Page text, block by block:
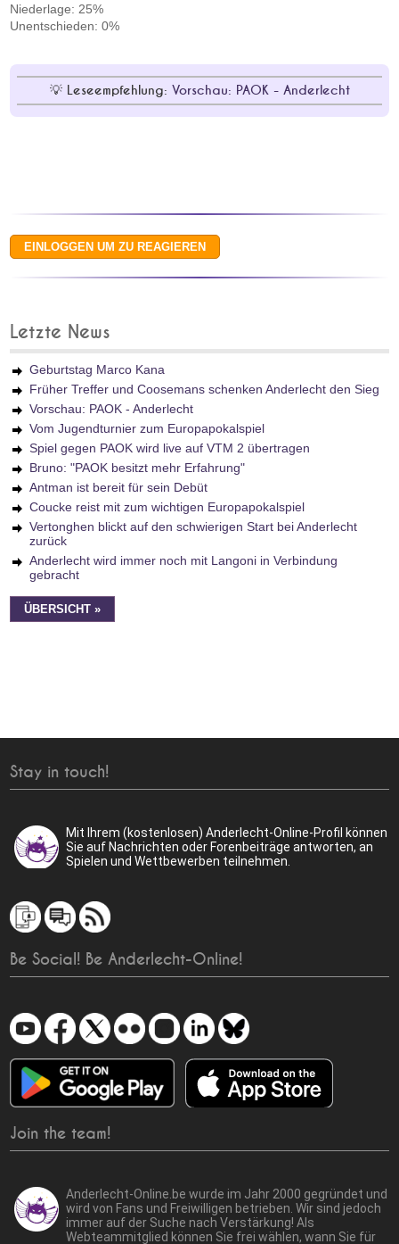
Niederlage: 25%
Unentschieden: 0%
Leseempfehlung: Vorschau: PAOK - Anderlecht
Letzte News
Geburtstag Marco Kana
Früher Treffer und Coosemans schenken Anderlecht den Sieg
Vorschau: PAOK - Anderlecht
Vom Jugendturnier zum Europapokalspiel
Spiel gegen PAOK wird live auf VTM 2 übertragen
Bruno: "PAOK besitzt mehr Erfahrung"
Antman ist bereit für sein Debüt
Coucke reist mit zum wichtigen Europapokalspiel
Vertonghen blickt auf den schwierigen Start bei Anderlecht
zurück
Anderlecht wird immer noch mit Langoni in Verbindung
gebracht
ÜBERSICHT »
Stay in touch!
Mit Ihrem (kostenlosen) Anderlecht-Online-Profil können
Sie auf Nachrichten oder Forenbeiträge antworten, an
Spielen und Wettbewerben teilnehmen.
Be Social! Be Anderlecht-Online!
Join the team!
Anderlecht-Online.be wurde im Jahr 2000 gegründet und
wird von Fans und Freiwilligen betrieben. Wir sind jedoch
immer auf der Suche nach Verstärkung! Als
Webteammitglied können Sie frei wählen, wann Sie für